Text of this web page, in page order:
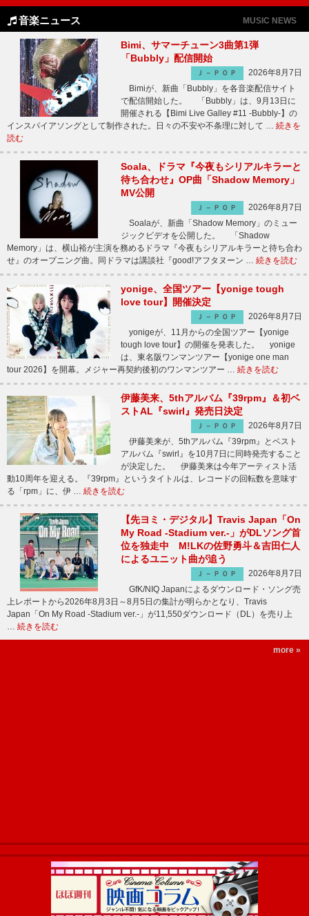
音楽ニュース MUSIC NEWS
Bimi、サマーチューン3曲第1弾
「Bubbly」配信開始
Ｊ－ＰＯＰ
2026年8月7日
Bimiが、新曲「Bubbly」を各音楽配信サイト
で配信開始した。 「Bubbly」は、9月13日に
開催される【Bimi Live Galley #11 -Bubbly-】の
インスパイアソングとして制作された。日々の不安や不条理に対して … 続きを
読む
Soala、ドラマ『今夜もシリアルキラーと
待ち合わせ』OP曲「Shadow Memory」
MV公開
Ｊ－ＰＯＰ
2026年8月7日
Soalaが、新曲「Shadow Memory」のミュー
ジックビデオを公開した。 「Shadow
Memory」は、横山裕が主演を務めるドラマ『今夜もシリアルキラーと待ち合わ
せ』のオープニング曲。同ドラマは講談社『good!アフタヌーン … 続きを読む
yonige、全国ツアー【yonige tough
love tour】開催決定
Ｊ－ＰＯＰ
2026年8月7日
yonigeが、11月からの全国ツアー【yonige
tough love tour】の開催を発表した。 yonige
は、東名阪ワンマンツアー【yonige one man
tour 2026】を開幕。メジャー再契約後初のワンマンツアー … 続きを読む
伊藤美来、5thアルバム『39rpm』＆初ベ
ストAL『swirl』発売日決定
Ｊ－ＰＯＰ
2026年8月7日
伊藤美来が、5thアルバム『39rpm』とベスト
アルバム『swirl』を10月7日に同時発売すること
が決定した。 伊藤美来は今年アーティスト活
動10周年を迎える。『39rpm』というタイトルは、レコードの回転数を意味す
る「rpm」に、伊 … 続きを読む
【先ヨミ・デジタル】Travis Japan「On
My Road -Stadium ver.-」がDLソング首
位を独走中 M!LKの佐野勇斗＆吉田仁人
によるユニット曲が追う
Ｊ－ＰＯＰ
2026年8月7日
GfK/NIQ Japanによるダウンロード・ソング売
上レポートから2026年8月3日～8月5日の集計が明らかとなり、Travis
Japan「On My Road -Stadium ver.-」が11,550ダウンロード（DL）を売り上
… 続きを読む
more »